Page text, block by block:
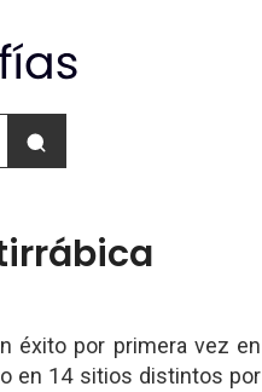
éxito por primera vez en
en 14 sitios distintos por